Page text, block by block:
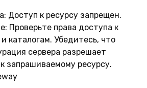
Доступ к ресурсу запрещен.
Проверьте права доступа к
каталогам. Убедитесь, что
сервера разрешает
запрашиваемому ресурсу.